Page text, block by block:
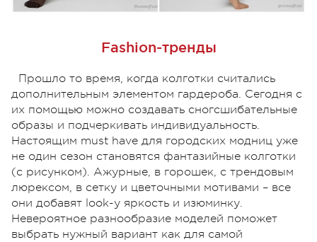
Fashion-тренды
Прошло то время, когда колготки считались
дополнительным элементом гардероба. Сегодня с
их помощью можно создавать сногсшибательные
образы и подчеркивать индивидуальность.
Настоящим must have для городских модниц уже
не один сезон становятся фантазийные колготки
(с рисунком). Ажурные, в горошек, с трендовым
люрексом, в сетку и цветочными мотивами – все
они добавят look-у яркость и изюминку.
Невероятное разнообразие моделей поможет
выбрать нужный вариант как для самой